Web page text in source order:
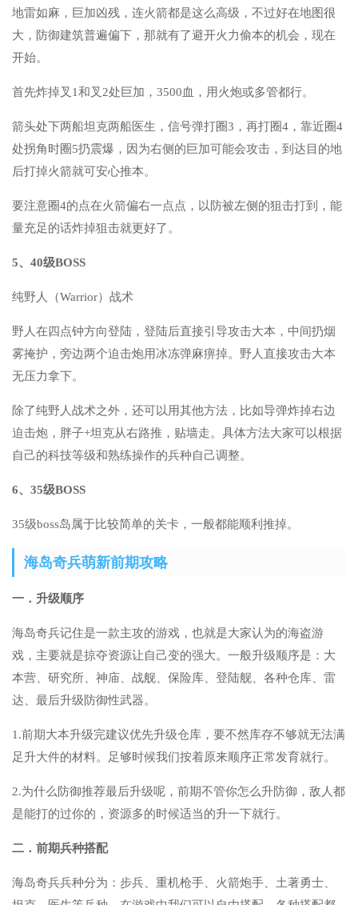
地雷如麻，巨加凶残，连火箭都是这么高级，不过好在地图很
大，防御建筑普遍偏下，那就有了避开火力偷本的机会，现在
开始。
首先炸掉叉1和叉2处巨加，3500血，用火炮或多管都行。
箭头处下两船坦克两船医生，信号弹打圈3，再打圈4，靠近圈4
处拐角时圈5扔震爆，因为右侧的巨加可能会攻击，到达目的地
后打掉火箭就可安心推本。
要注意圈4的点在火箭偏右一点点，以防被左侧的狙击打到，能
量充足的话炸掉狙击就更好了。
5、40级BOSS
纯野人（Warrior）战术
野人在四点钟方向登陆，登陆后直接引导攻击大本，中间扔烟
雾掩护，旁边两个迫击炮用冰冻弹麻痹掉。野人直接攻击大本
无压力拿下。
除了纯野人战术之外，还可以用其他方法，比如导弹炸掉右边
迫击炮，胖子+坦克从右路推，贴墙走。具体方法大家可以根据
自己的科技等级和熟练操作的兵种自己调整。
6、35级BOSS
35级boss岛属于比较简单的关卡，一般都能顺利推掉。
海岛奇兵萌新前期攻略
一．升级顺序
海岛奇兵记住是一款主攻的游戏，也就是大家认为的海盗游
戏，主要就是掠夺资源让自己变的强大。一般升级顺序是：大
本营、研究所、神庙、战舰、保险库、登陆舰、各种仓库、雷
达、最后升级防御性武器。
1.前期大本升级完建议优先升级仓库，要不然库存不够就无法满
足升大件的材料。足够时候我们按着原来顺序正常发育就行。
2.为什么防御推荐最后升级呢，前期不管你怎么升防御，敌人都
是能打的过你的，资源多的时候适当的升一下就行。
二．前期兵种搭配
海岛奇兵兵种分为：步兵、重机枪手、火箭炮手、土著勇士、